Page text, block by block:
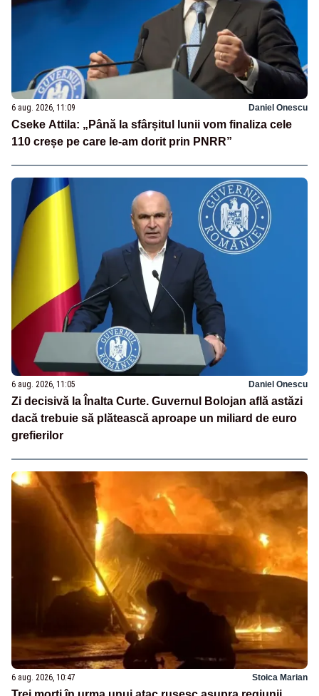
6 aug. 2026, 11:09 Daniel Onescu
Cseke Attila: „Până la sfârșitul lunii vom finaliza cele
110 creșe pe care le-am dorit prin PNRR”
6 aug. 2026, 11:05 Daniel Onescu
Zi decisivă la Înalta Curte. Guvernul Bolojan află astăzi
dacă trebuie să plătească aproape un miliard de euro
grefierilor
6 aug. 2026, 10:47 Stoica Marian